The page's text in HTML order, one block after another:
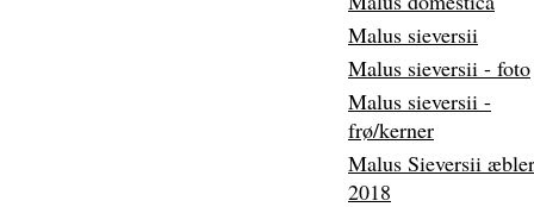
Malus sieversii
Malus sieversii - foto
Malus sieversii -
frø/kerner
Malus Sieversii æbler
2018